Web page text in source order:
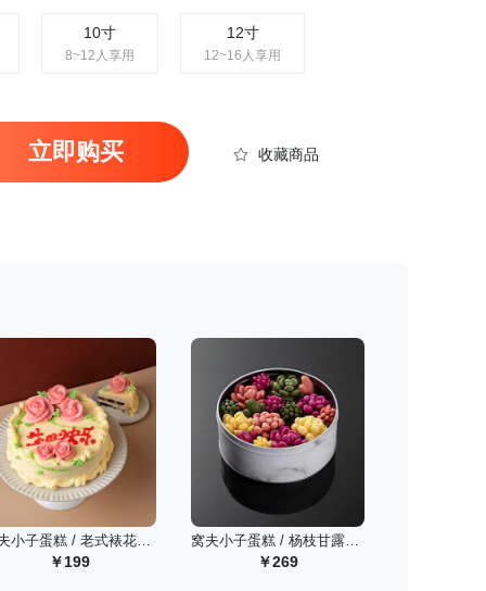
10寸
8~12人享用
12寸
12~16人享用
立即购买 收藏商品
窝夫小子蛋糕 / 老式裱花白脱蛋糕/6寸
199
窝夫小子蛋糕 / 杨枝甘露小鲜肉蛋糕700g
269